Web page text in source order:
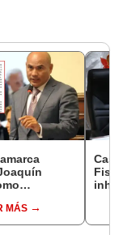
ocultar
MÁS